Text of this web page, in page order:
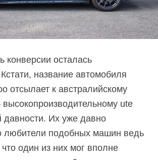
конверсии осталась
название автомобиля
отсылает к австралийскому
ute
давности. Их уже давно
любители подобных машин ведь
что один из них мог вполне